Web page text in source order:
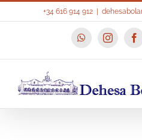
+34 616 914 912
WhatsAppInstagram